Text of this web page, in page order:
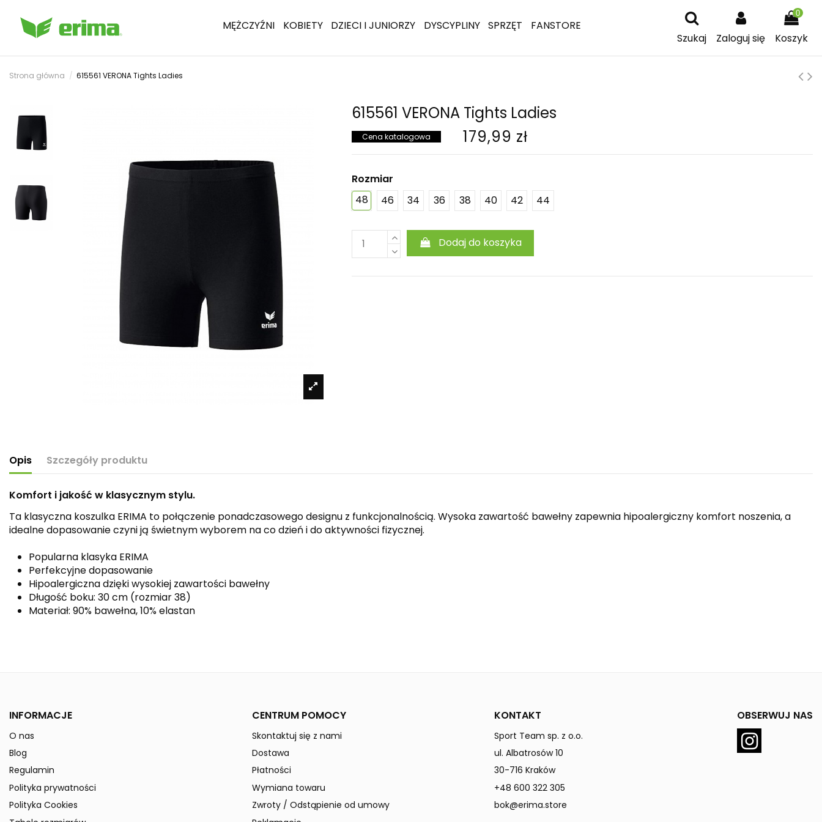
MĘŻCZYŹNI KOBIETY DZIECI I JUNIORZY DYSCYPLINY SPRZĘT
FANSTORE
Szukaj
Zaloguj się
0
Koszyk
Strona główna 615561 VERONA Tights Ladies
615561 VERONA Tights Ladies
Cena katalogowa 179,99 zł
Rozmiar
48
46 34 36 38 40 42 44
Dodaj do koszyka
Opis Szczegóły produktu
Komfort i jakość w klasycznym stylu.
Ta klasyczna koszulka ERIMA to połączenie ponadczasowego designu z funkcjonalnością. Wysoka zawartość bawełny zapewnia hipoalergiczny komfort noszenia, a
idealne dopasowanie czyni ją świetnym wyborem na co dzień i do aktywności fizycznej.
Popularna klasyka ERIMA
Perfekcyjne dopasowanie
Hipoalergiczna dzięki wysokiej zawartości bawełny
Długość boku: 30 cm (rozmiar 38)
Materiał: 90% bawełna, 10% elastan
INFORMACJE
O nas
Blog
Regulamin
Polityka prywatności
Polityka Cookies
CENTRUM POMOCY
Skontaktuj się z nami
Dostawa
Płatności
Wymiana towaru
Zwroty / Odstąpienie od umowy
KONTAKT
Sport Team sp. z o.o.
ul. Albatrosów 10
30-716 Kraków
+48 600 322 305
bok@erima.store
OBSERWUJ NAS